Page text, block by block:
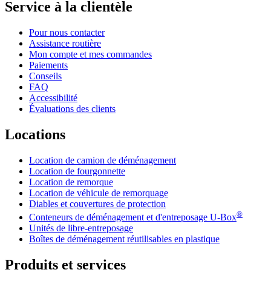
Service à la clientèle
Pour nous contacter
Assistance routière
Mon compte et mes commandes
Paiements
Conseils
FAQ
Accessibilité
Évaluations des clients
Locations
Location de camion de déménagement
Location de fourgonnette
Location de remorque
Location de véhicule de remorquage
Diables et couvertures de protection
Conteneurs de déménagement et d'entreposage U-Box®
Unités de libre-entreposage
Boîtes de déménagement réutilisables en plastique
Produits et services